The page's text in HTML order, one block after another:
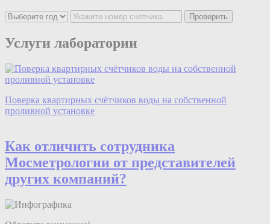
Проверить
Услуги лаборатории
Поверка квартирных счётчиков воды на собственной
проливной установке
Как отличить сотрудника
Мосмeтрологии от представителей
других компаний?